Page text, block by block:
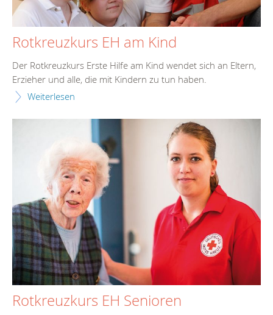
Rotkreuzkurs EH am Kind
Der Rotkreuzkurs Erste Hilfe am Kind wendet sich an Eltern,
Erzieher und alle, die mit Kindern zu tun haben.
Weiterlesen
Rotkreuzkurs EH Senioren